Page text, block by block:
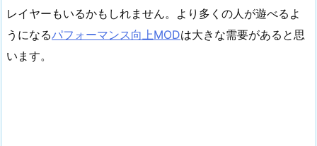
レイヤーもいるかもしれません。より多くの人が遊べるよ
うになるパフォーマンス向上MODは大きな需要があると思
います。